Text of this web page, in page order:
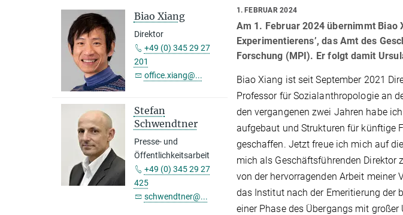
1. FEBRUAR 2024
Am 1. Februar 2024 übernimmt
Experimentierens’, das Amt des
Forschung (MPI). Er folgt damit
Biao Xiang ist seit September 2021
Professor für Sozialanthropologie an
den vergangenen zwei Jahren habe
aufgebaut und Strukturen für künftige
geschaffen. Jetzt freue ich mich auf
mich als Geschäftsführenden Direktor
von der hervorragenden Arbeit meiner
das Institut nach der Emeritierung der
einer Phase des Übergangs mit
Biao Xiang
Direktor
+49 (0) 345 29 27
201
office.xiang@...
Stefan
Schwendtner
Presse- und
Öffentlichkeitsarbeit
+49 (0) 345 29 27
425
schwendtner@...